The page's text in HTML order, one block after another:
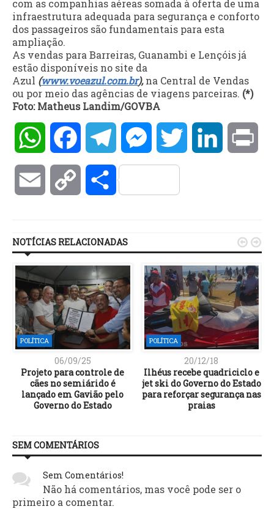
com as companhias aéreas somada à oferta de uma
infraestrutura adequada para segurança e conforto
dos passageiros são fundamentais para esta
ampliação.
As vendas para Barreiras, Guanambi e Lençóis já
estão disponíveis no site da
Azul (www.voeazul.com.br),na Central de Vendas
ou por meio das agências de viagens parceiras. (*)
Foto: Matheus Landim/GOVBA
WhatsAppFacebookTelegramMessengerTwitter LinkedIn
Email Copy Compartilhar
NOTÍCIAS RELACIONADAS
POLÍTICA
06/09/25
Projeto para controle de
cães no semiárido é
lançado em Gavião pelo
Governo do Estado
POLÍTICA
20/12/18
Ilhéus recebe quadriciclo e
jet ski do Governo do Estado
para reforçar segurança nas
praias
 
SEM COMENTÁRIOS
Sem Comentários!
Não há comentários, mas você pode ser o
primeiro a comentar.